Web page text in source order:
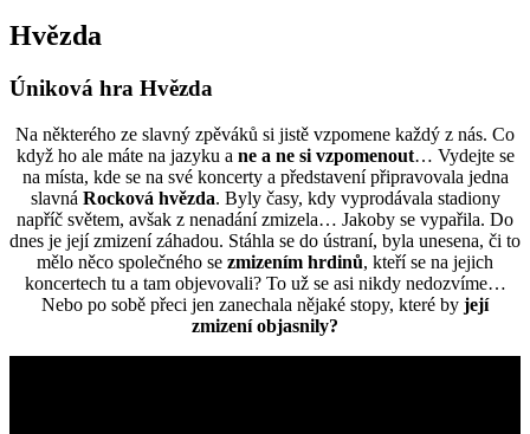
Hvězda
Úniková hra Hvězda
Na některého ze slavný zpěváků si jistě vzpomene každý z nás. Co
když ho ale máte na jazyku a ne a ne si vzpomenout… Vydejte se
na místa, kde se na své koncerty a představení připravovala jedna
slavná Rocková hvězda. Byly časy, kdy vyprodávala stadiony
napříč světem, avšak z nenadání zmizela… Jakoby se vypařila. Do
dnes je její zmizení záhadou. Stáhla se do ústraní, byla unesena, či to
mělo něco společného se zmizením hrdinů, kteří se na jejich
koncertech tu a tam objevovali? To už se asi nikdy nedozvíme…
Nebo po sobě přeci jen zanechala nějaké stopy, které by její
zmizení objasnily?